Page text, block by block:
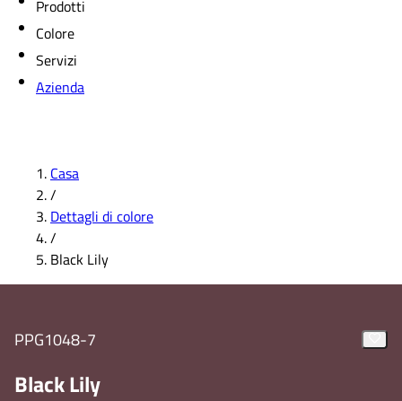
Prodotti
Colore
Servizi
Azienda
Casa
/
Dettagli di colore
/
Black Lily
PPG1048-7
Black Lily